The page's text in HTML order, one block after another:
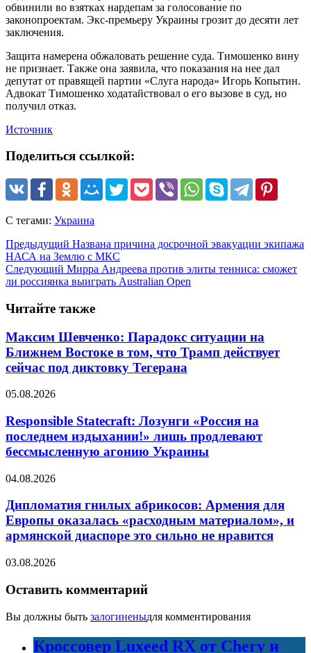
обвинили во взятках нардепам за голосование по
законопроектам. Экс-премьеру Украины грозит до десяти лет
заключения.
Защита намерена обжаловать решение суда. Тимошенко вину
не признает. Также она заявила, что показания на нее дал
депутат от правящей партии «Слуга народа» Игорь Копытин.
Адвокат Тимошенко ходатайствовал о его вызове в суд, но
получил отказ.
Источник
Поделиться ссылкой:
С тегами: Украина
Предыдущий Названа причина досрочной эвакуации экипажа
НАСА на Землю с МКС
Следующий Мирра Андреева против элиты тенниса: сможет
ли россиянка выиграть Australian Open
Читайте также
Максим Шевченко: Парадокс ситуации на
Ближнем Востоке в том, что Трамп действует
сейчас под диктовку Тегерана
05.08.2026
Responsible Statecraft: Лозунги «Россия на
последнем издыхании!» лишь продлевают
бессмысленную агонию Украины
04.08.2026
Дипломатия гнилых абрикосов: Армения для
Европы оказалась «расходным материалом», и
армянской диаспоре это сильно не нравится
03.08.2026
Оставить комментарий
Вы должны быть залогиненыдля комментирования
Кроссовер Luxeed RX от Chery и